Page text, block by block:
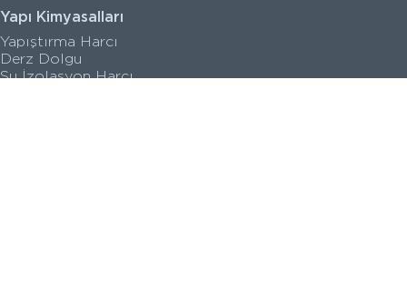
Yapı Kimyasalları
Yapıştırma Harcı
Derz Dolgu
Su İzolasyon Harcı